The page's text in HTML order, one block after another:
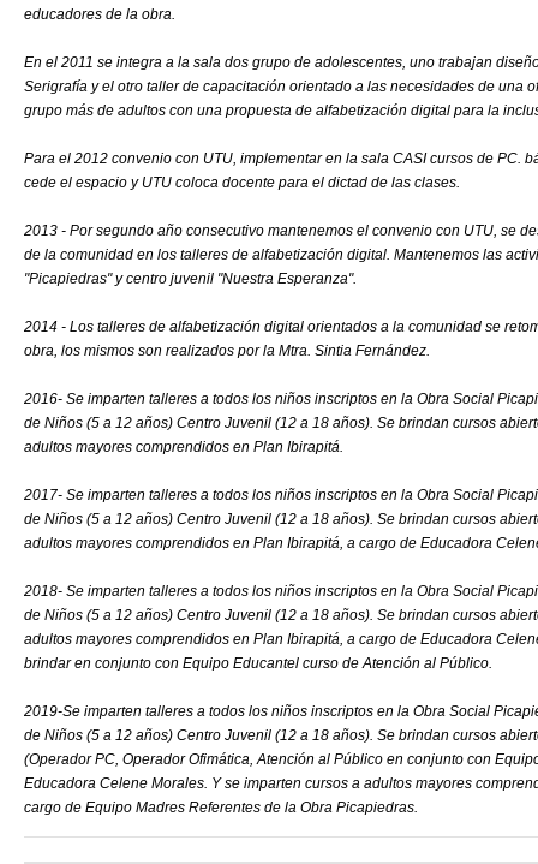
educadores de la obra.
En el 2011 se integra a la sala dos grupo de adolescentes, uno trabajan
Serigrafía y el otro taller de capacitación orientado a las necesidades de una
grupo más de adultos con una propuesta de alfabetización digital para la
Para el 2012 convenio con UTU, implementar en la sala CASI cursos de PC.
cede el espacio y UTU coloca docente para el dictad de las clases.
2013 - Por segundo año consecutivo mantenemos el convenio con UTU, se
de la comunidad en los talleres de alfabetización digital. Mantenemos las
"Picapiedras" y centro juvenil "Nuestra Esperanza".
2014 - Los talleres de alfabetización digital orientados a la comunidad se
obra, los mismos son realizados por la Mtra. Sintia Fernández.
2016- Se imparten talleres a todos los niños inscriptos en la Obra Social
de Niños (5 a 12 años) Centro Juvenil (12 a 18 años). Se brindan cursos
adultos mayores comprendidos en Plan Ibirapitá.
2017- Se imparten talleres a todos los niños inscriptos en la Obra Social
de Niños (5 a 12 años) Centro Juvenil (12 a 18 años). Se brindan cursos
adultos mayores comprendidos en Plan Ibirapitá, a cargo de Educadora
2018- Se imparten talleres a todos los niños inscriptos en la Obra Social
de Niños (5 a 12 años) Centro Juvenil (12 a 18 años). Se brindan cursos
adultos mayores comprendidos en Plan Ibirapitá, a cargo de Educadora
brindar en conjunto con Equipo Educantel curso de Atención al Público.
2019-Se imparten talleres a todos los niños inscriptos en la Obra Social
de Niños (5 a 12 años) Centro Juvenil (12 a 18 años). Se brindan cursos
(Operador PC, Operador Ofimática, Atención al Público en conjunto con
Educadora Celene Morales. Y se imparten cursos a adultos mayores
cargo de Equipo Madres Referentes de la Obra Picapiedras.